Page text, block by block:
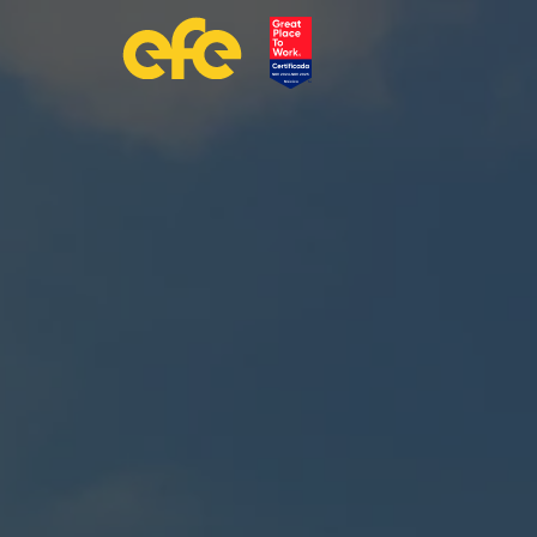
Grupo Consultor EFE